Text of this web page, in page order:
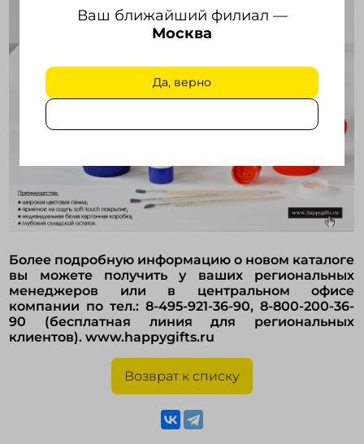
Ваш ближайший филиал —
Москва
Да, верно
Более подробную информацию о новом каталоге
вы можете получить у ваших региональных
менеджеров или в центральном офисе
компании по тел.: 8-495-921-36-90, 8-800-200-36-
90 (бесплатная линия для региональных
клиентов). www.happygifts.ru
Возврат к списку